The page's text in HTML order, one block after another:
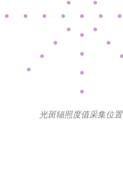
光斑辐照度值采集位置